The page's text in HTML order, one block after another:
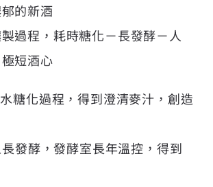
的新酒
過程，耗時糖化－長發酵－人
短酒心
糖化過程，得到澄清麥汁，創造
發酵，發酵室長年溫控，得到